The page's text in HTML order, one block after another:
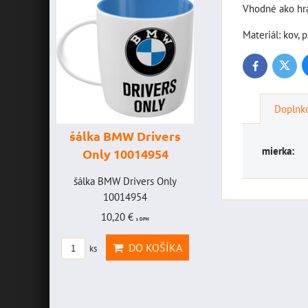
Vhodné ako
Materiál: kov,
Facebook
mierka:
šálka BMW Drivers
Only 10014954
šálka BMW Drivers Only
10014954
10,20 € s DPH
ks DO KOŠÍKA
VR46" 10014772
šálka "Yamaha
10014772